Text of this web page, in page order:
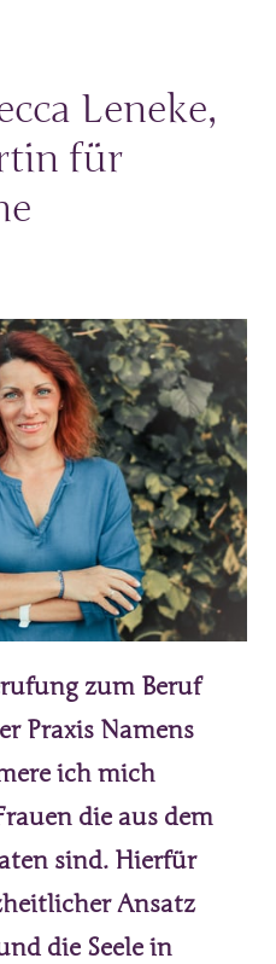
für
zum
Beruf
Praxis
ich
die aus
sind.
Hierfür
Ansatz
die Seele